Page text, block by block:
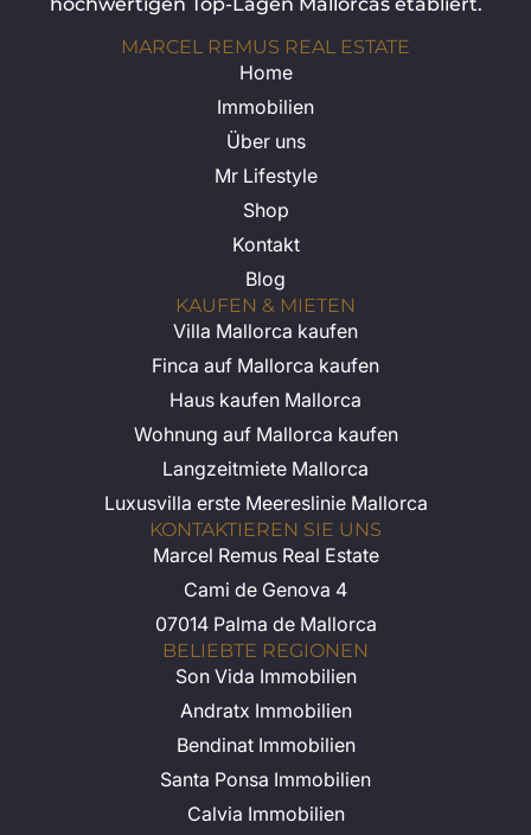
MARCEL REMUS REAL ESTATE
Home
Immobilien
Über uns
Mr Lifestyle
Shop
Kontakt
Blog
KAUFEN & MIETEN
Villa Mallorca kaufen
Finca auf Mallorca kaufen
Haus kaufen Mallorca
Wohnung auf Mallorca kaufen
Langzeitmiete Mallorca
Luxusvilla erste Meereslinie Mallorca
KONTAKTIEREN SIE UNS
Marcel Remus Real Estate
Cami de Genova 4
07014 Palma de Mallorca
BELIEBTE REGIONEN
Son Vida Immobilien
Andratx Immobilien
Bendinat Immobilien
Santa Ponsa Immobilien
Calvia Immobilien